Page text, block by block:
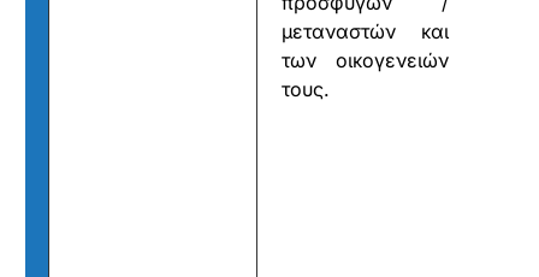
μεταναστών και
των οικογενειών
τους.